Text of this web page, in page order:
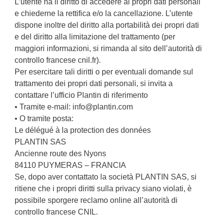
L’utente ha il diritto di accedere ai propri dati personali
e chiederne la rettifica e/o la cancellazione. L’utente
dispone inoltre del diritto alla portabilità dei propri dati
e del diritto alla limitazione del trattamento (per
maggiori informazioni, si rimanda al sito dell’autorità di
controllo francese cnil.fr).
Per esercitare tali diritti o per eventuali domande sul
trattamento dei propri dati personali, si invita a
contattare l’ufficio Plantin di riferimento
• Tramite e-mail: info@plantin.com
• O tramite posta:
Le délégué à la protection des données
PLANTIN SAS
Ancienne route des Nyons
84110 PUYMERAS – FRANCIA
Se, dopo aver contattato la società PLANTIN SAS, si
ritiene che i propri diritti sulla privacy siano violati, è
possibile sporgere reclamo online all’autorità di
controllo francese CNIL.